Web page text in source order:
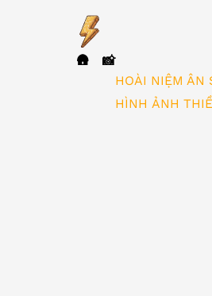
🛖
📸
HOÀI NIỆM ÂN
HÌNH ẢNH